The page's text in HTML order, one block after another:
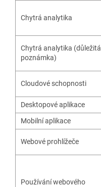
Chytrá analytika
Chytrá analytika (důležitá
poznámka)
Cloudové schopnosti
Desktopové aplikace
Mobilní aplikace
Webové prohlížeče
Používání webového